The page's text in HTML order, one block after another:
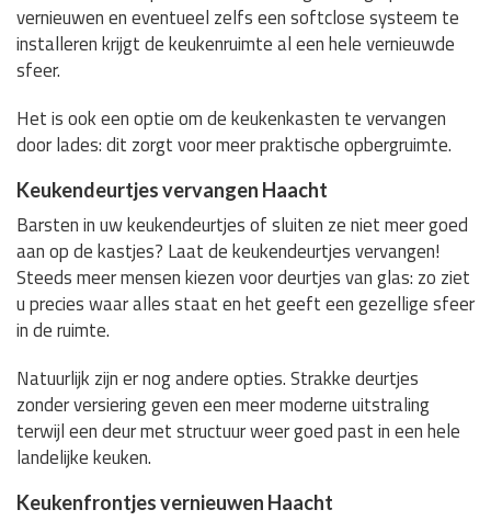
vernieuwen en eventueel zelfs een softclose systeem te
installeren krijgt de keukenruimte al een hele vernieuwde
sfeer.
Het is ook een optie om de keukenkasten te vervangen
door lades: dit zorgt voor meer praktische opbergruimte.
Keukendeurtjes vervangen Haacht
Barsten in uw keukendeurtjes of sluiten ze niet meer goed
aan op de kastjes? Laat de keukendeurtjes vervangen!
Steeds meer mensen kiezen voor deurtjes van glas: zo ziet
u precies waar alles staat en het geeft een gezellige sfeer
in de ruimte.
Natuurlijk zijn er nog andere opties. Strakke deurtjes
zonder versiering geven een meer moderne uitstraling
terwijl een deur met structuur weer goed past in een hele
landelijke keuken.
Keukenfrontjes vernieuwen Haacht